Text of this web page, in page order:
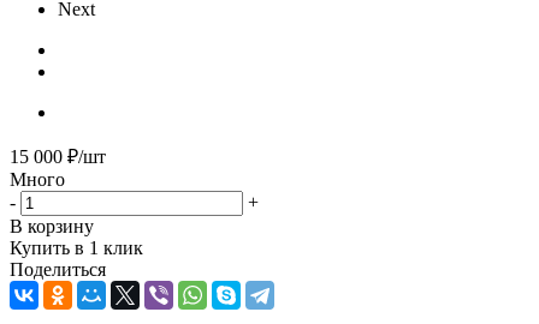
Next
15 000 ₽/шт
Много
-
+
В корзину
Купить в 1 клик
Поделиться